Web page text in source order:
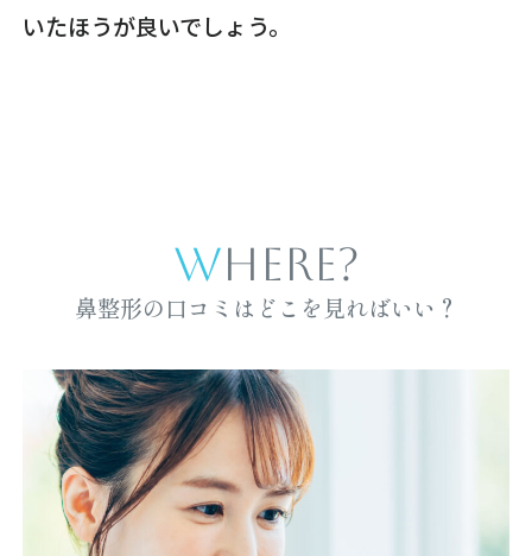
いたほうが良いでしょう。
WHERE?
鼻整形の口コミはどこを見ればいい？